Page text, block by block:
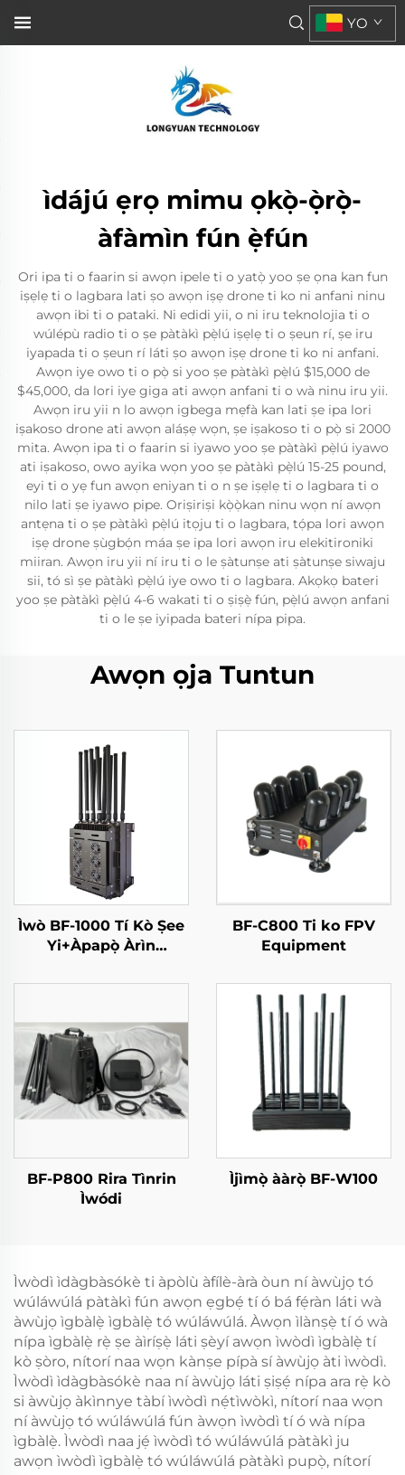
YO
ìdájú ẹrọ mimu ọkọ̀-ọ̀rọ̀-
àfàmìn fún ẹ̀fún
Ori ipa ti o faarin si awọn ipele ti o yatọ̀ yoo ṣe ọna kan fun
iṣẹlẹ ti o lagbara lati ṣo awọn iṣẹ drone ti ko ni anfani ninu
awọn ibi ti o pataki. Ni edidi yii, o ni iru teknolojia ti o
wúlépù radio ti o ṣe pàtàkì pẹ̀lú iṣẹlẹ ti o ṣeun rí, ṣe iru
iyapada ti o ṣeun rí láti ṣo awọn iṣẹ drone ti ko ni anfani.
Awọn iye owo ti o pọ̀ si yoo ṣe pàtàkì pẹ̀lú $15,000 de
$45,000, da lori iye giga ati awọn anfani ti o wà ninu iru yii.
Awọn iru yii n lo awọn igbega mẹfà kan lati ṣe ipa lori
iṣakoso drone ati awọn aláṣẹ wọn, ṣe iṣakoso ti o pọ̀ si 2000
mita. Awọn ipa ti o faarin si iyawo yoo ṣe pàtàkì pẹ̀lú iyawo
ati iṣakoso, owo ayika wọn yoo ṣe pàtàkì pẹ̀lú 15-25 pound,
eyi ti o yẹ fun awọn eniyan ti o n ṣe iṣẹlẹ ti o lagbara ti o
nilo lati ṣe iyawo pipe. Oriṣiriṣi kọ̀ọ̀kan ninu wọn ní awọn
antẹna ti o ṣe pàtàkì pẹ̀lú itọju ti o lagbara, tọ́pa lori awọn
iṣẹ drone ṣùgbọ́n máa ṣe ipa lori awọn iru elekitironiki
miiran. Awọn iru yii ní iru ti o le ṣàtunṣe ati ṣàtunṣe siwaju
sii, tó sì ṣe pàtàkì pẹ̀lú iye owo ti o lagbara. Akọkọ bateri
yoo ṣe pàtàkì pẹ̀lú 4-6 wakati ti o ṣiṣẹ̀ fún, pẹ̀lú awọn anfani
ti o le ṣe iyipada bateri nípa pipa.
Awọn ọja Tuntun
Ìwò BF-1000 Tí Kò Ṣee
Yi+Àpapọ̀ Àrìn
BF-C800 Ti ko FPV
Equipment
BF-P800 Rira Tìnrin
Ìwódi
Ìjìmọ̀ ààrọ̀ BF-W100
Ìwòdì ìdàgbàsókè ti àpòlù àfílè-àrà òun ní àwùjọ tó
wúláwúlá pàtàkì fún awọn ẹgbẹ́ tí ó bá fẹ́ràn láti wà
àwùjọ ìgbàlẹ̀ ìgbàlẹ̀ tó wúláwúlá. Àwọn ìlànṣẹ̀ tí ó wà
nípa ìgbàlẹ̀ rẹ̀ ṣe àìríṣẹ̀ láti ṣèyí awọn ìwòdì ìgbàlẹ̀ tí
kò ṣòro, nítorí naa wọn kànṣe pípà sí àwùjọ àti ìwòdì.
Ìwòdì ìdàgbàsókè naa ní àwùjọ láti ṣiṣẹ́ nípa ara rẹ̀ kò
si àwùjọ àkìnnye tàbí ìwòdì nẹ́tìwòkì, nítorí naa wọn
ní àwùjọ tó wúláwúlá fún àwọn ìwòdì tí ó wà nípa
ìgbàlẹ̀. Ìwòdì naa jẹ́ ìwòdì tó wúláwúlá pàtàkì ju
awọn ìwòdì ìgbàlẹ̀ tó wúláwúlá pàtàkì pupọ̀, nítorí